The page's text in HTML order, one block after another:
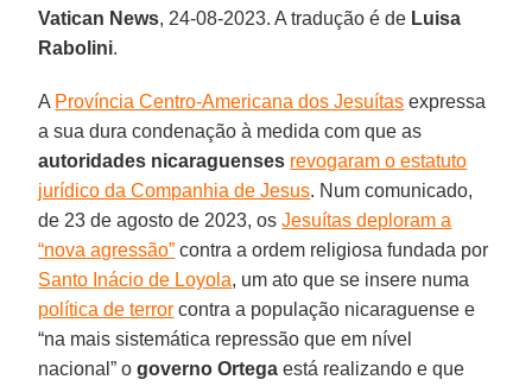
Vatican News, 24-08-2023. A tradução é de Luisa
Rabolini.
A Província Centro-Americana dos Jesuítas expressa
a sua dura condenação à medida com que as
autoridades nicaraguenses revogaram o estatuto
jurídico da Companhia de Jesus. Num comunicado,
de 23 de agosto de 2023, osJesuítas deploram a
“nova agressão” contra a ordem religiosa fundada por
Santo Inácio de Loyola, um ato que se insere numa
política de terror contra a população nicaraguense e
“na mais sistemática repressão que em nível
nacional” ogoverno Ortega está realizando e que